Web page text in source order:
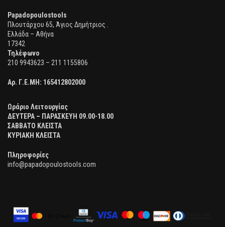
Papadopoulostools
Πλουτάρχου 65, Άγιος Δημήτριος .
Ελλάδα – Αθήνα
17342
Τηλέφωνο
210 9943623 – 211 1155806
Αρ. Γ.Ε.ΜΗ: 165412802000
Ωράριο Λειτουργίας
ΔΕΥΤΕΡΑ – ΠΑΡΑΣΚΕΥΗ 09.00-18.00
ΣΑΒΒΑΤΟ ΚΛΕΙΣΤΑ
ΚΥΡΙΑΚΗ ΚΛΕΙΣΤΑ
Πληροφορίες
info@papadopoulostools.com